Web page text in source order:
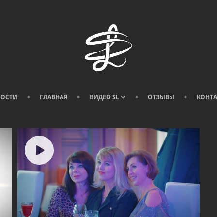
ГЛАВНАЯ ВИДЕО SL ОТЗЫВЫ